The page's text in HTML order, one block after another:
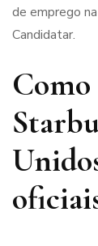
de emprego
Candidatar.
Como